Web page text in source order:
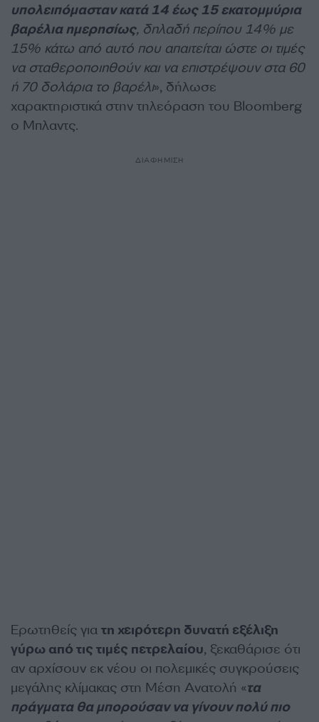
υπολειπόμασταν κατά 14 έως 15 εκατομμύρια
βαρέλια ημερησίως, δηλαδή περίπου 14% με
15% κάτω από αυτό που απαιτείται ώστε οι τιμές
να σταθεροποιηθούν και να επιστρέψουν στα 60
ή 70 δολάρια το βαρέλι», δήλωσε
χαρακτηριστικά στην τηλεόραση του Bloomberg
ο Μπλαντς.
ΔΙΑΦΗΜΙΣΗ
Ερωτηθείς για τη χειρότερη δυνατή εξέλιξη
γύρω από τις τιμές πετρελαίου, ξεκαθάρισε ότι
αν αρχίσουν εκ νέου οι πολεμικές συγκρούσεις
μεγάλης κλίμακας στη Μέση Ανατολή «τα
πράγματα θα μπορούσαν να γίνουν πολύ πιο